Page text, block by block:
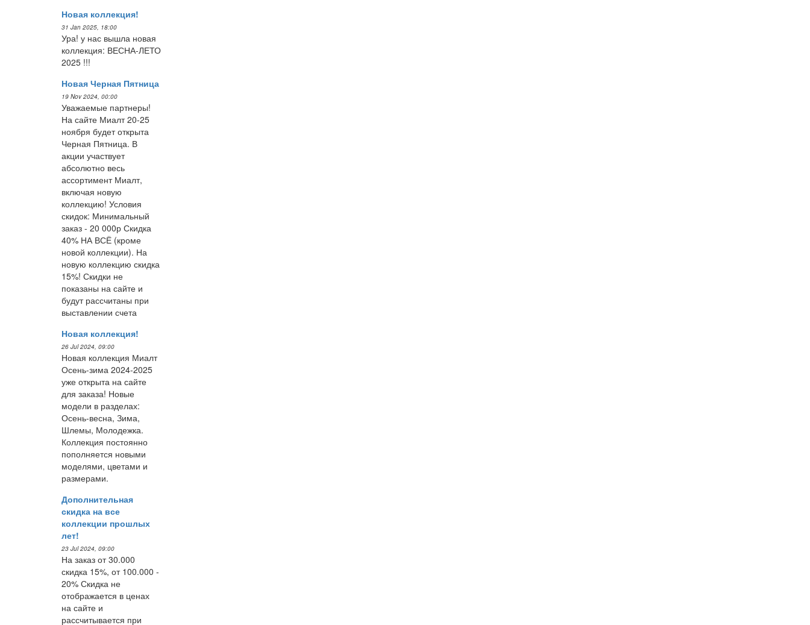
Новая коллекция!
31 Jan 2025, 18:00
Ура! у нас вышла новая
коллекция: ВЕСНА-ЛЕТО
2025 !!!
Новая Черная Пятница
19 Nov 2024, 00:00
Уважаемые партнеры!
На сайте Миалт 20-25
ноября будет открыта
Черная Пятница. В
акции участвует
абсолютно весь
ассортимент Миалт,
включая новую
коллекцию! Условия
скидок: Минимальный
заказ - 20 000р Скидка
40% НА ВСЁ (кроме
новой коллекции). На
новую коллекцию скидка
15%! Скидки не
показаны на сайте и
будут рассчитаны при
выставлении счета
Новая коллекция!
26 Jul 2024, 09:00
Новая коллекция Миалт
Осень-зима 2024-2025
уже открыта на сайте
для заказа! Новые
модели в разделах:
Осень-весна, Зима,
Шлемы, Молодежка.
Коллекция постоянно
пополняется новыми
моделями, цветами и
размерами.
Дополнительная
скидка на все
коллекции прошлых
лет!
23 Jul 2024, 09:00
На заказ от 30.000
скидка 15%, от 100.000 -
20% Скидка не
отображается в ценах
на сайте и
рассчитывается при